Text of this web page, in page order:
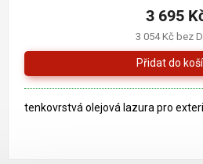
je
5,0
z
5
3 054 Kč bez
3 695
tenkovrstvá olejová lazura pro